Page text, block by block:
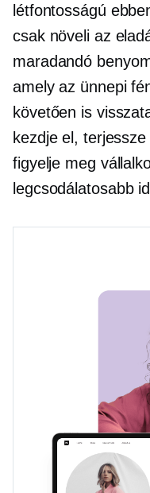
létfontosságú
csak növeli az
maradandó
amely az ünnepi
követően is
kezdje el,
figyelje meg
legcsodálatosabb